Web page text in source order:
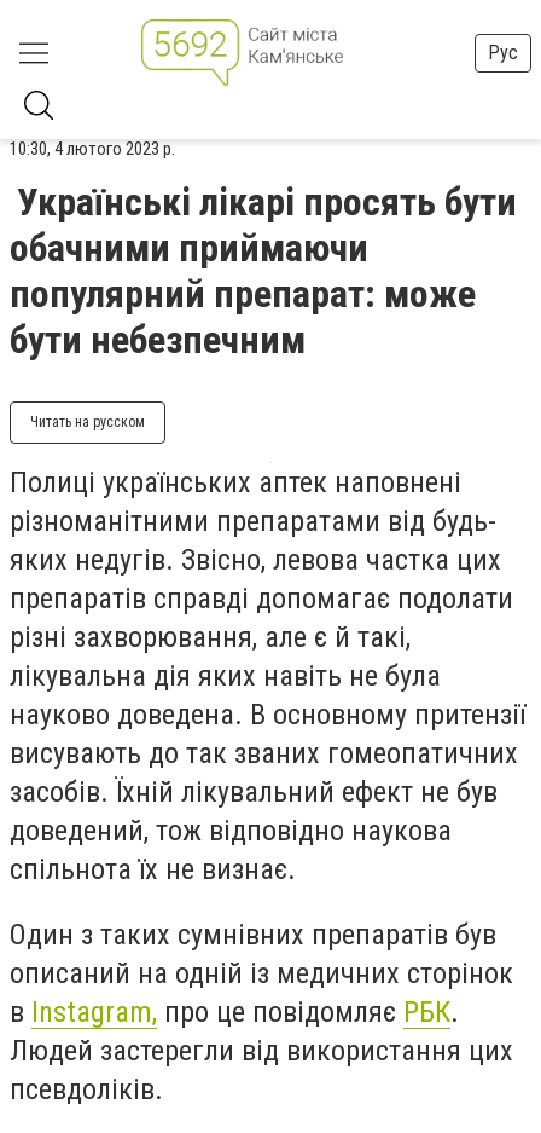
Рус
10:30, 4 лютого 2023 р.
Українські лікарі просять бути
обачними приймаючи
популярний препарат: може
бути небезпечним
Читать на русском
Полиці українських аптек наповнені
різноманітними препаратами від будь-
яких недугів. Звісно, левова частка цих
препаратів справді допомагає подолати
різні захворювання, але є й такі,
лікувальна дія яких навіть не була
науково доведена. В основному притензії
висувають до так званих гомеопатичних
засобів. Їхній лікувальний ефект не був
доведений, тож відповідно наукова
спільнота їх не визнає.
Один з таких сумнівних препаратів був
описаний на одній із медичних сторінок
в Instagram, про це повідомляє РБК.
Людей застерегли від використання цих
псевдоліків.